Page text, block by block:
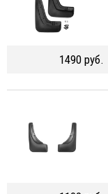
1490 руб.